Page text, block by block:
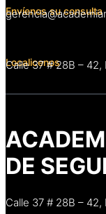
Envíenos su consulta
Localicenos
Calle 37 # 28B –
DE
Calle 37 # 28B –